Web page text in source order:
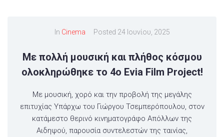
In Cinema Posted 24 Ιουνίου, 2025
Με πολλή μουσική και πλήθος κόσμου
ολοκληρώθηκε το 4ο Evia Film Project!
Με μουσική, χορό και την προβολή της μεγάλης
επιτυχίας Υπάρχω του Γιώργου Τσεμπερόπουλου, στον
κατάμεστο θερινό κινηματογράφο Απόλλων της
Αιδηψού, παρουσία συντελεστών της ταινίας,